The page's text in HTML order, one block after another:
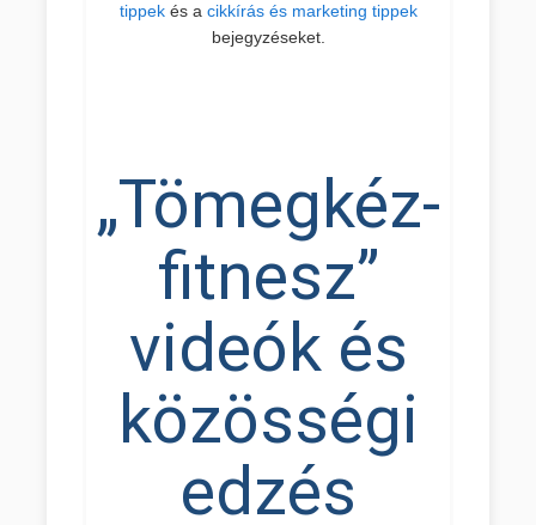
tippekés a cikkírás és marketing tippek
bejegyzéseket.
„Tömegkéz-
fitnesz”
videók és
közösségi
edzés